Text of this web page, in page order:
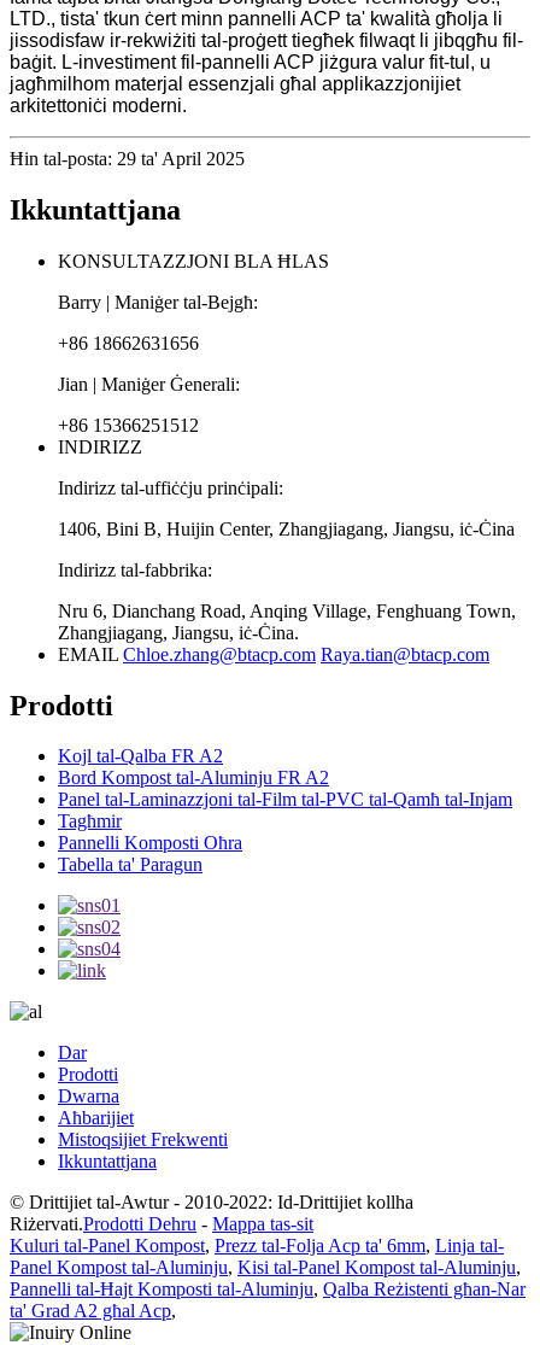
LTD., tista' tkun ċert minn pannelli ACP ta' kwalità għolja li
jissodisfaw ir-rekwiżiti tal-proġett tiegħek filwaqt li jibqgħu fil-
baġit. L-investiment fil-pannelli ACP jiżgura valur fit-tul, u
jagħmilhom materjal essenzjali għal applikazzjonijiet
arkitettoniċi moderni.
Ħin tal-posta: 29 ta' April 2025
Ikkuntattjana
KONSULTAZZJONI BLA ĦLAS
Barry | Maniġer tal-Bejgħ:
+86 18662631656
Jian | Maniġer Ġenerali:
+86 15366251512
INDIRIZZ
Indirizz tal-uffiċċju prinċipali:
1406, Bini B, Huijin Center, Zhangjiagang, Jiangsu, iċ-Ċina
Indirizz tal-fabbrika:
Nru 6, Dianchang Road, Anqing Village, Fenghuang Town,
Zhangjiagang, Jiangsu, iċ-Ċina.
EMAIL Chloe.zhang@btacp.com Raya.tian@btacp.com
Prodotti
Kojl tal-Qalba FR A2
Bord Kompost tal-Aluminju FR A2
Panel tal-Laminazzjoni tal-Film tal-PVC tal-Qamħ tal-Injam
Tagħmir
Pannelli Komposti Oħra
Tabella ta' Paragun
Dar
Prodotti
Dwarna
Aħbarijiet
Mistoqsijiet Frekwenti
Ikkuntattjana
© Drittijiet tal-Awtur - 2010-2022: Id-Drittijiet kollha
Riżervati.Prodotti Dehru - Mappa tas-sit
Kuluri tal-Panel Kompost, Prezz tal-Folja Acp ta' 6mm, Linja tal-
Panel Kompost tal-Aluminju, Kisi tal-Panel Kompost tal-Aluminju,
Pannelli tal-Ħajt Komposti tal-Aluminju, Qalba Reżistenti għan-Nar
ta' Grad A2 għal Acp,